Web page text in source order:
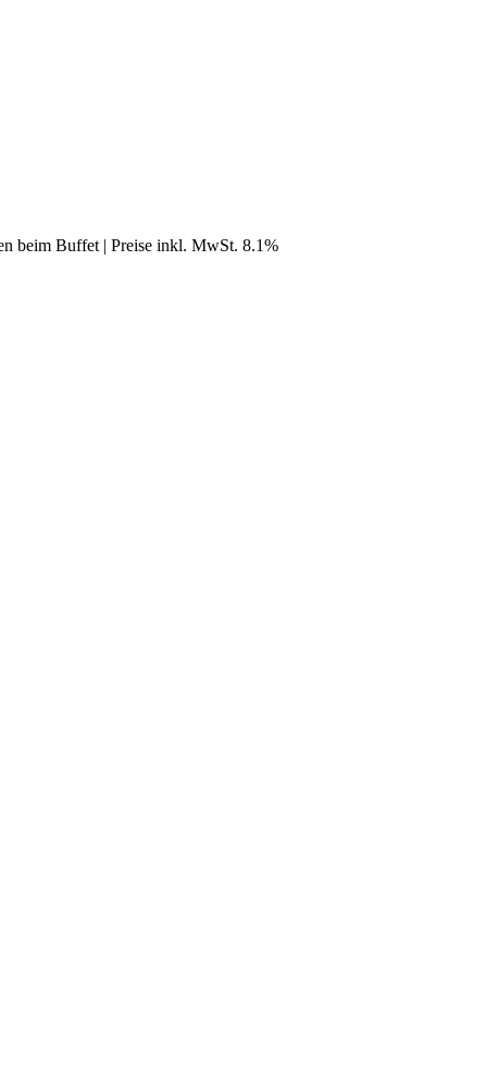
beim Buffet | Preise inkl. MwSt. 8.1%